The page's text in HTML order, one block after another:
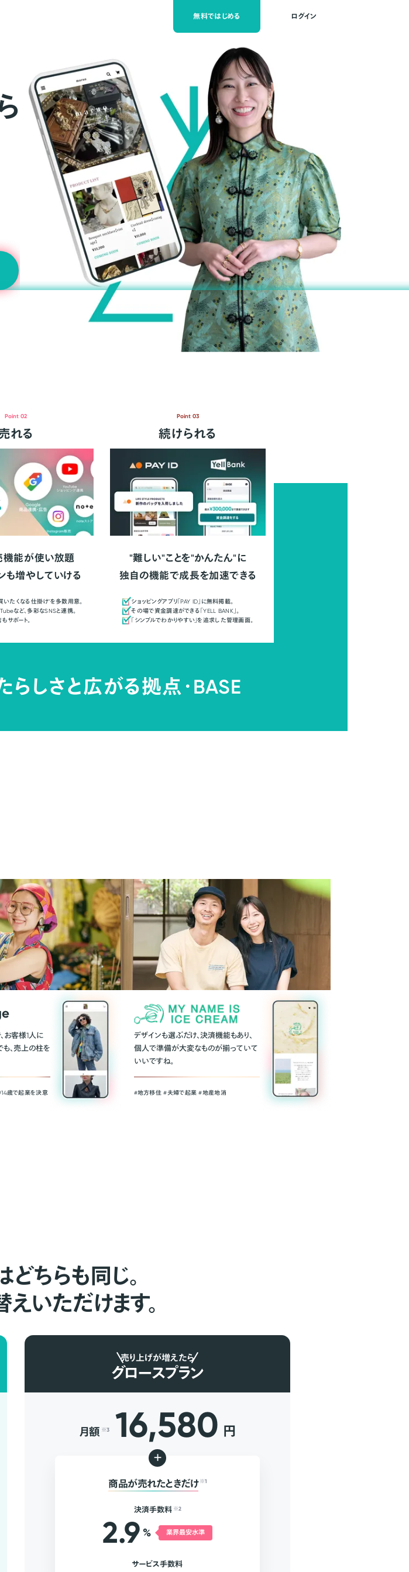
無料ではじめる ログイン
Point 02
れる
機能が使い放題
も増やしていける
いたくなる仕掛け"を多数用意。
など、多彩なSNSと連携。
サポート。
Point 03
続けられる
"難しい"ことを"かんたん"に
独自の機能で成長を加速できる
ショッピングアプリ「PAY ID」に無料掲載。
その場で資金調達ができる「YELL BANK」。
「シンプルでわかりやすい」を追求した管理画面。
らしさと広がる拠点・BASE
お客様1人に
、売上の柱を
歳で起業を決意
デザインも選ぶだけ、決済機能もあり、
個人で準備が大変なものが揃っていて
いいですね。
#地方移住 #夫婦で起業 #地産地消
ちらも同じ。
いただけます。
売り上げが増えたら
グロースプラン
月額 ※3 16,580 円
+
商品が売れたときだけ ※1
決済手数料 ※2
2.9 % 業界最安水準
サービス手数料